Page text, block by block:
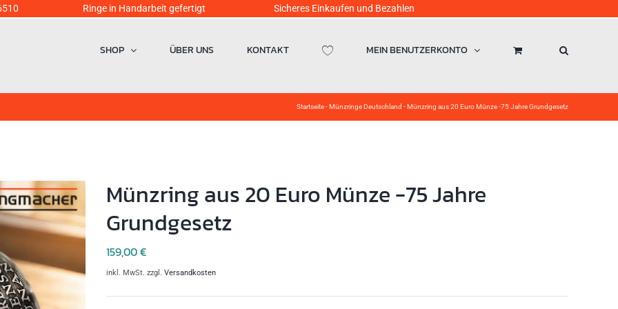
Ringe in Handarbeit gefertigt Sicheres Einkaufen und Bezahlen
SHOP ÜBER UNS KONTAKT MEIN BENUTZERKONTO
Startseite-Münzringe Deutschland -Münzring aus 20 Euro Münze -75 Jahre Grundgesetz
Münzring aus 20 Euro Münze -75 Jahre
Grundgesetz
159,00€
inkl. MwSt. zzgl. Versandkosten